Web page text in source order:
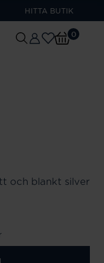
HITTA BUTIK
0
och blankt silver